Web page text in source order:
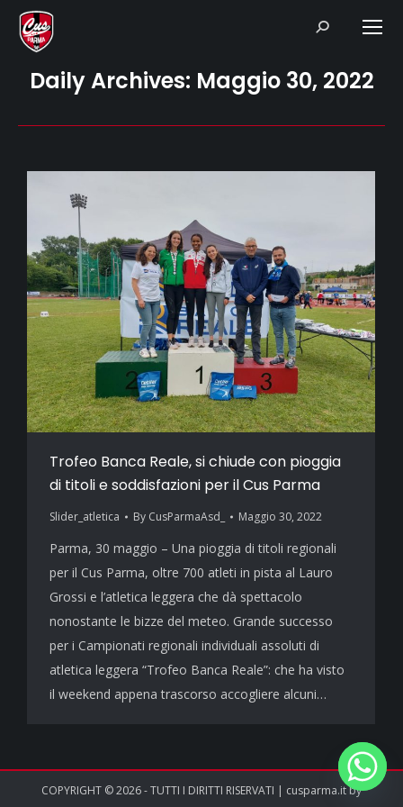
Search:
Daily Archives: Maggio 30, 2022
Trofeo Banca Reale, si chiude con pioggia
di titoli e soddisfazioni per il Cus Parma
Slider_atletica By CusParmaAsd_ Maggio 30, 2022
Parma, 30 maggio – Una pioggia di titoli regionali
per il Cus Parma, oltre 700 atleti in pista al Lauro
Grossi e l’atletica leggera che dà spettacolo
nonostante le bizze del meteo. Grande successo
per i Campionati regionali individuali assoluti di
atletica leggera “Trofeo Banca Reale”: che ha visto
il weekend appena trascorso accogliere alcuni…
COPYRIGHT © 2026 - TUTTI I DIRITTI RISERVATI | cusparma.it by